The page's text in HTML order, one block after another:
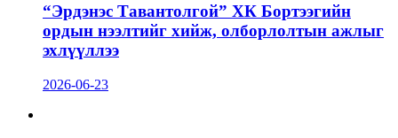
“Эрдэнэс Тавантолгой” ХК Бортээгийн
ордын нээлтийг хийж, олборлолтын ажлыг
эхлүүллээ
2026-06-23